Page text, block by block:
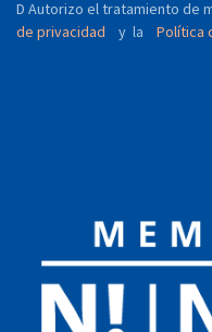
D Autorizo ​​el tratamiento de
de privacidad
y la Política